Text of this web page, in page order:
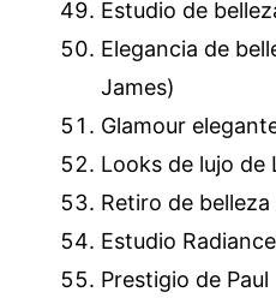
Estudio de
Elegancia de
James)
Glamour
Looks de lujo de
Retiro de belleza
Estudio
Prestigio de Paul